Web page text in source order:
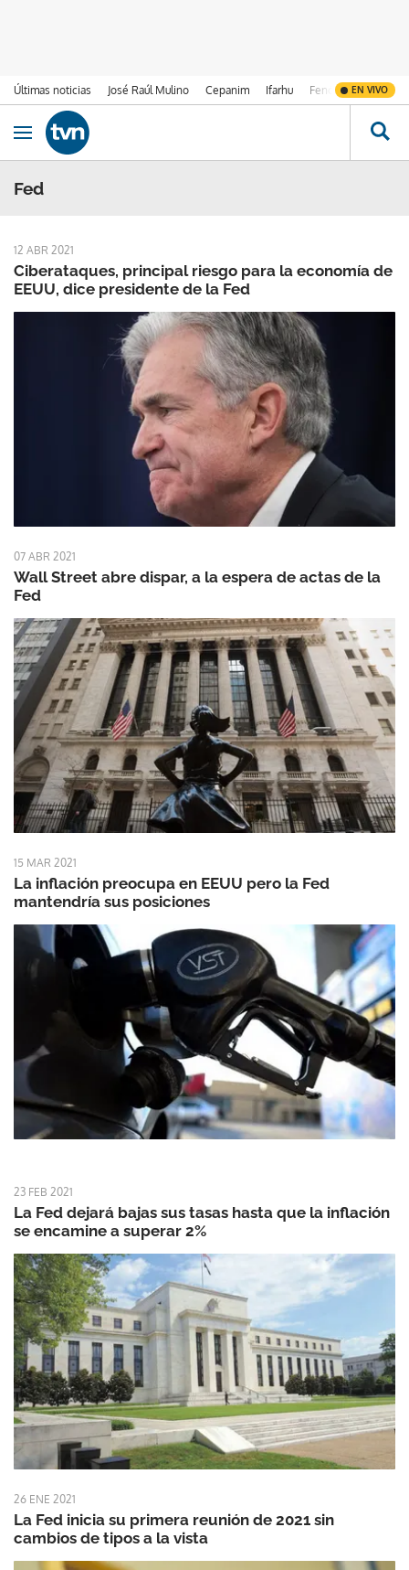
Últimas noticias José Raúl Mulino Cepanim Ifarhu Fenómeno de El
EN VIVO
Ir al contenido
Obrir navegació
Fed
12 ABR 2021
Ciberataques, principal riesgo para la economía de
EEUU, dice presidente de la Fed
07 ABR 2021
Wall Street abre dispar, a la espera de actas de la
Fed
15 MAR 2021
La inflación preocupa en EEUU pero la Fed
mantendría sus posiciones
23 FEB 2021
La Fed dejará bajas sus tasas hasta que la inflación
se encamine a superar 2%
26 ENE 2021
La Fed inicia su primera reunión de 2021 sin
cambios de tipos a la vista